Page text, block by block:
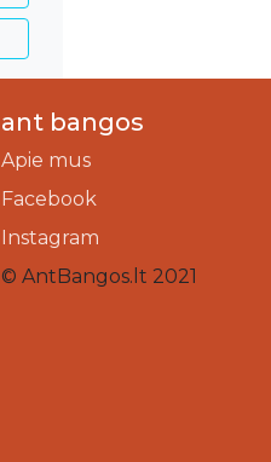
ant bangos
Apie mus
Facebook
Instagram
© AntBangos.lt 2021